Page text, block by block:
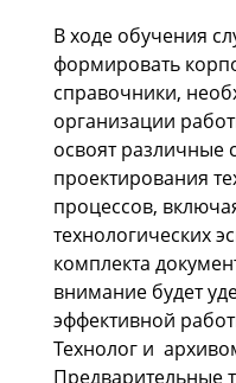
В ходе обучения
формировать
справочники,
организации
освоят различные
проектирования
процессов,
технологических
комплекта
внимание будет
эффективной
Технолог и
Предварительные